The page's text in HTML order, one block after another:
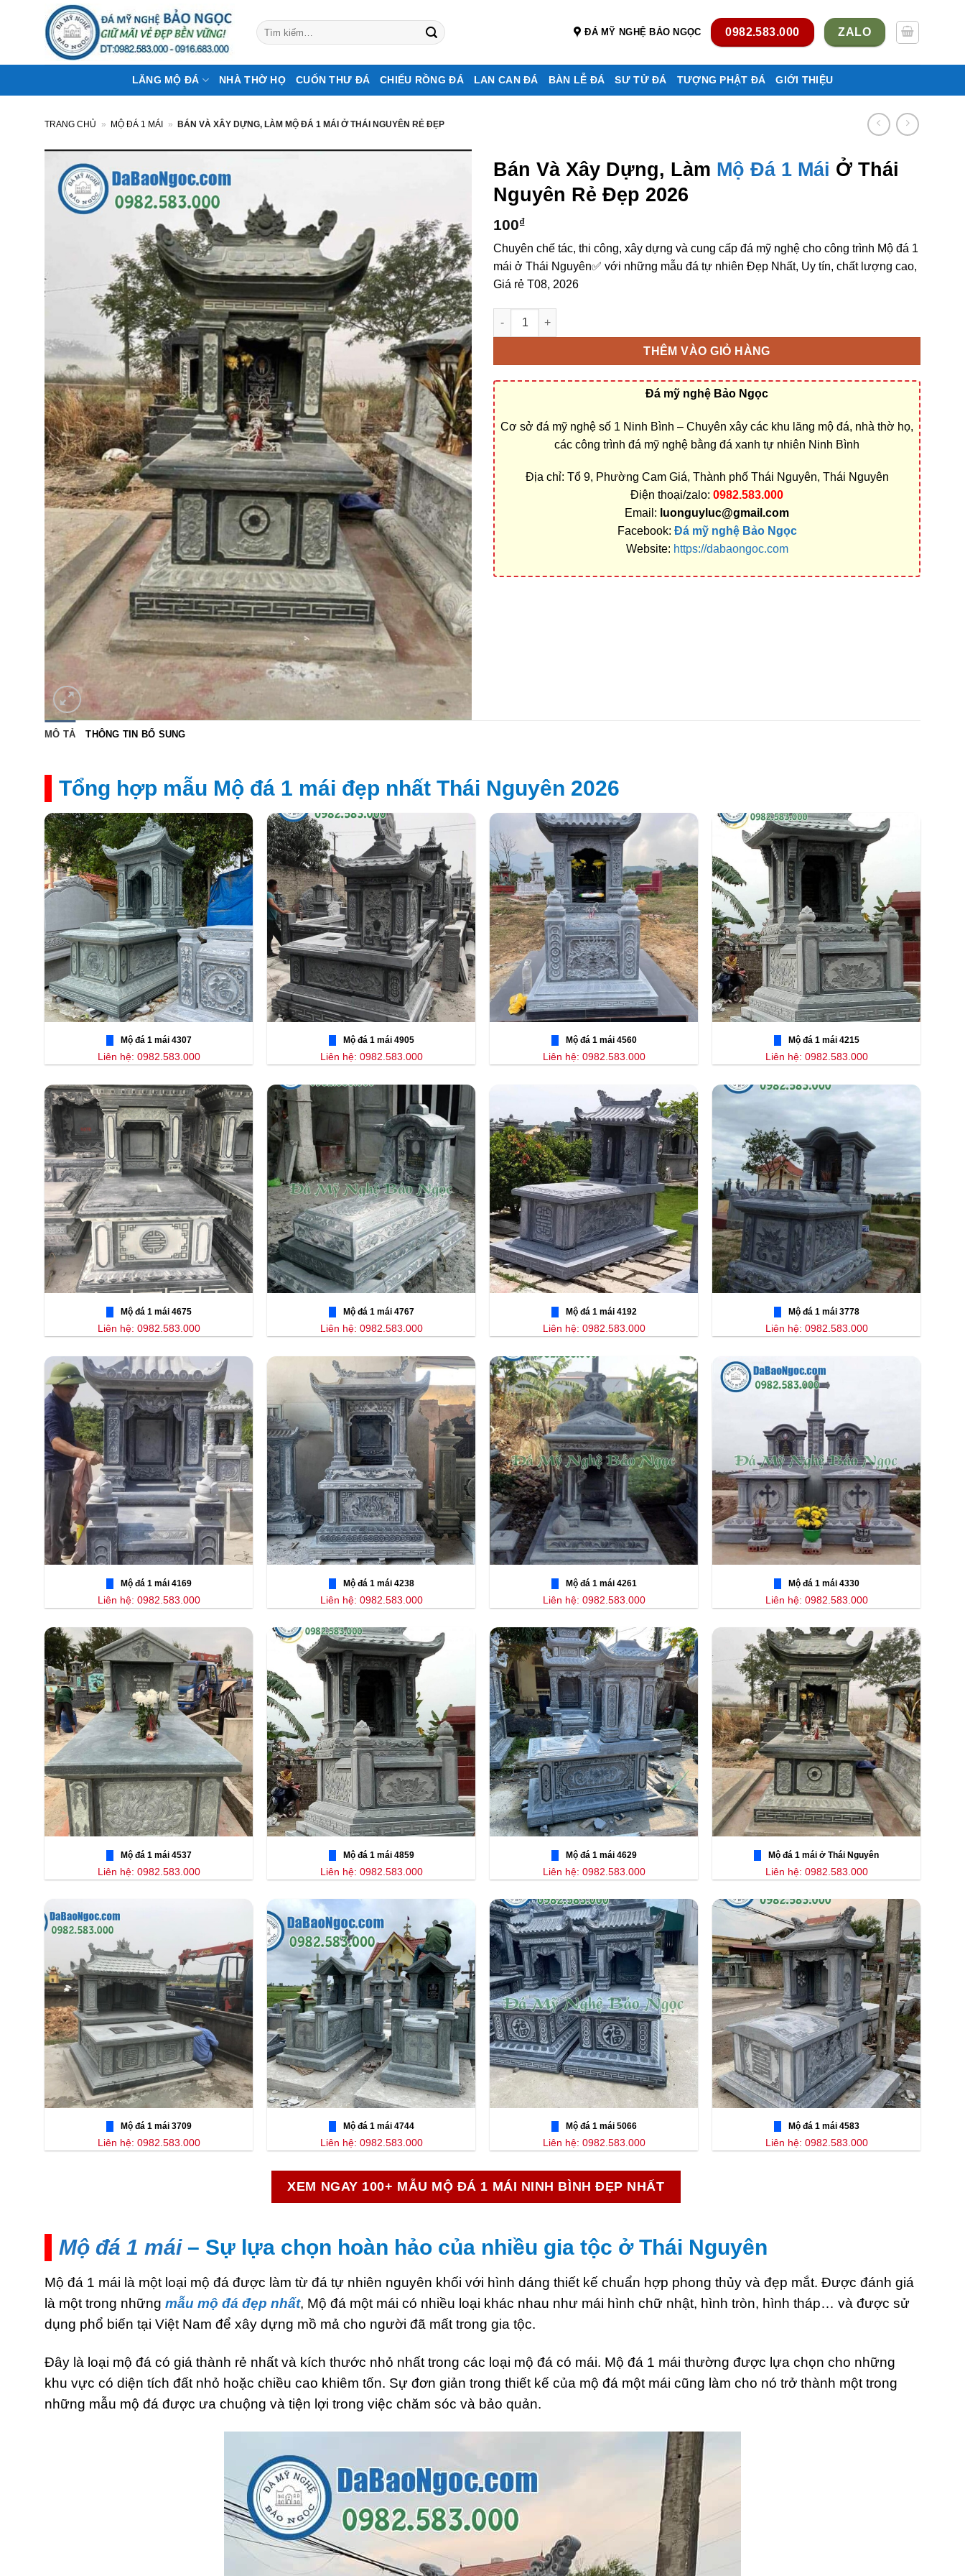
dung
Tìm
kiếm:
ĐÁ MỸ NGHỆ BẢO NGỌC 0982.583.000 ZALO
LĂNG MỘ ĐÁ NHÀ THỜ HỌ CUỐN THƯ ĐÁ CHIẾU RỒNG ĐÁ LAN CAN ĐÁ BÀN LỄ ĐÁ SƯ TỬ ĐÁ TƯỢNG PHẬT ĐÁ GIỚI THIỆU
TRANG CHỦ » MỘ ĐÁ 1 MÁI » BÁN VÀ XÂY DỰNG, LÀM MỘ ĐÁ 1 MÁI Ở THÁI NGUYÊN RẺ ĐẸP
Bán Và Xây Dựng, Làm Mộ Đá 1 Mái Ở Thái
Nguyên Rẻ Đẹp 2026
100₫
Chuyên chế tác, thi công, xây dựng và cung cấp đá mỹ nghệ cho công trình Mộ đá 1
mái ở Thái Nguyên✅ với những mẫu đá tự nhiên Đẹp Nhất, Uy tín, chất lượng cao,
Giá rẻ T08, 2026
Bán và xây dựng, làm Mộ đá 1 mái ở Thái Nguyên rẻ đẹp số lượng
THÊM VÀO GIỎ HÀNG
Đá mỹ nghệ Bảo Ngọc
Cơ sở đá mỹ nghệ số 1 Ninh Bình – Chuyên xây các khu lăng mộ đá, nhà thờ họ,
các công trình đá mỹ nghệ bằng đá xanh tự nhiên Ninh Bình
Địa chỉ: Tổ 9, Phường Cam Giá, Thành phố Thái Nguyên, Thái Nguyên
Điện thoại/zalo: 0982.583.000
Email: luonguyluc@gmail.com
Facebook: Đá mỹ nghệ Bảo Ngọc
Website: https://dabaongoc.com
MÔ TẢ THÔNG TIN BỔ SUNG
Tổng hợp mẫu Mộ đá 1 mái đẹp nhất Thái Nguyên 2026
Mộ đá 1 mái 4307
Liên hệ: 0982.583.000
Mộ đá 1 mái 4905
Liên hệ: 0982.583.000
Mộ đá 1 mái 4560
Liên hệ: 0982.583.000
Mộ đá 1 mái 4215
Liên hệ: 0982.583.000
Mộ đá 1 mái 4675
Liên hệ: 0982.583.000
Mộ đá 1 mái 4767
Liên hệ: 0982.583.000
Mộ đá 1 mái 4192
Liên hệ: 0982.583.000
Mộ đá 1 mái 3778
Liên hệ: 0982.583.000
Mộ đá 1 mái 4169
Liên hệ: 0982.583.000
Mộ đá 1 mái 4238
Liên hệ: 0982.583.000
Mộ đá 1 mái 4261
Liên hệ: 0982.583.000
Mộ đá 1 mái 4330
Liên hệ: 0982.583.000
Mộ đá 1 mái 4537
Liên hệ: 0982.583.000
Mộ đá 1 mái 4859
Liên hệ: 0982.583.000
Mộ đá 1 mái 4629
Liên hệ: 0982.583.000
Mộ đá 1 mái ở Thái Nguyên
Liên hệ: 0982.583.000
Mộ đá 1 mái 3709
Liên hệ: 0982.583.000
Mộ đá 1 mái 4744
Liên hệ: 0982.583.000
Mộ đá 1 mái 5066
Liên hệ: 0982.583.000
Mộ đá 1 mái 4583
Liên hệ: 0982.583.000
XEM NGAY 100+ MẪU MỘ ĐÁ 1 MÁI NINH BÌNH ĐẸP NHẤT
Mộ đá 1 mái– Sự lựa chọn hoàn hảo của nhiều gia tộc ở Thái Nguyên
Mộ đá 1 mái là một loại mộ đá được làm từ đá tự nhiên nguyên khối với hình dáng thiết kế chuẩn hợp phong thủy và đẹp mắt. Được đánh giá
là một trong những mẫu mộ đá đẹp nhất, Mộ đá một mái có nhiều loại khác nhau như mái hình chữ nhật, hình tròn, hình tháp… và được sử
dụng phổ biến tại Việt Nam để xây dựng mồ mả cho người đã mất trong gia tộc.
Đây là loại mộ đá có giá thành rẻ nhất và kích thước nhỏ nhất trong các loại mộ đá có mái. Mộ đá 1 mái thường được lựa chọn cho những
khu vực có diện tích đất nhỏ hoặc chiều cao khiêm tốn. Sự đơn giản trong thiết kế của mộ đá một mái cũng làm cho nó trở thành một trong
những mẫu mộ đá được ưa chuộng và tiện lợi trong việc chăm sóc và bảo quản.